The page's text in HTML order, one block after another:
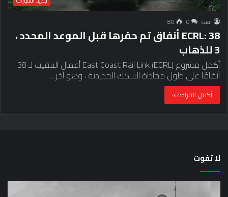
caar
0
80
ECRL: 38 أنفاق تم حفرها قبل الموعد المحدد ،
3 للذهاب
أكمل مشروع East Coast Rail Link (ECRL) أعمال التنقيب لـ 38
أنفاقًا على طول محاذاة السكك الحديدية ، وهو آخر…
أكمل القراءة »
لا تفوت
لماذا